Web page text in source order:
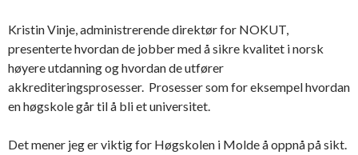
Kristin Vinje, administrerende direktør for NOKUT,
presenterte hvordan de jobber med å sikre kvalitet i norsk
høyere utdanning og hvordan de utfører
akkrediteringsprosesser. Prosesser som for eksempel hvordan
en høgskole går til å bli et universitet.
Det mener jeg er viktig for Høgskolen i Molde å oppnå på sikt.